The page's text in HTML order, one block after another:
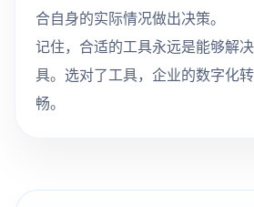
合自身的实际情况做出决策。
记住，合适的工具永远是能够解
具。选对了工具，企业的数字化
畅。